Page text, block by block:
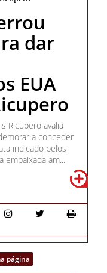
dar
EUA
Ricupero avalia
a conceder
indicado pelos
embaixada am...
página